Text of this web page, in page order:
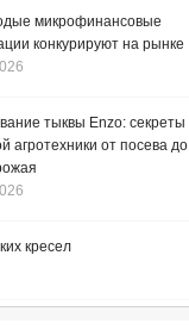
микрофинансовые
конкурируют на рынке
тыквы Enzo: секреты
агротехники от посева до
кресел